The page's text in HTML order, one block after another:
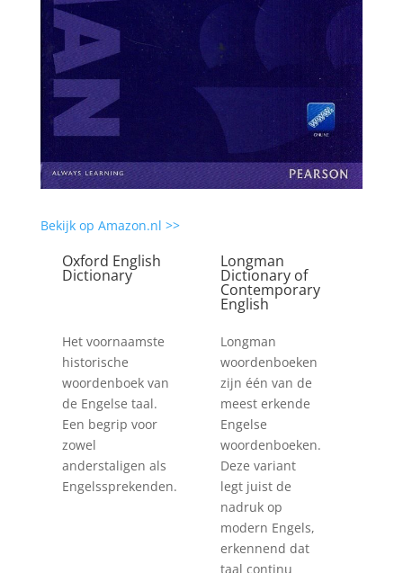
Bekijk op Amazon.nl >>
Oxford English
Dictionary
Longman
Dictionary of
Contemporary
English
Het voornaamste
historische
woordenboek van
de Engelse taal.
Een begrip voor
zowel
anderstaligen als
Engelssprekenden.
Longman
woordenboeken
zijn één van de
meest erkende
Engelse
woordenboeken.
Deze variant
legt juist de
nadruk op
modern Engels,
erkennend dat
taal continu